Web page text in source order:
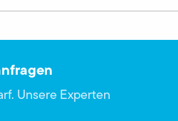
Unsere Experten